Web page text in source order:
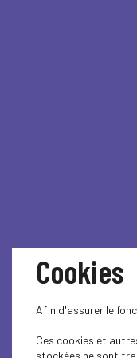
Cookies
Afin d'assurer le
Ces cookies et
stockées ne sont